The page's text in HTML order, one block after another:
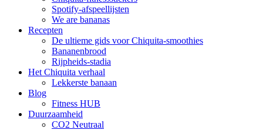
Spotify-afspeellijsten
We are bananas
Recepten
De ultieme gids voor Chiquita-smoothies
Bananenbrood
Rijpheids-stadia
Het Chiquita verhaal
Lekkerste banaan
Blog
Fitness HUB
Duurzaamheid
CO2 Neutraal